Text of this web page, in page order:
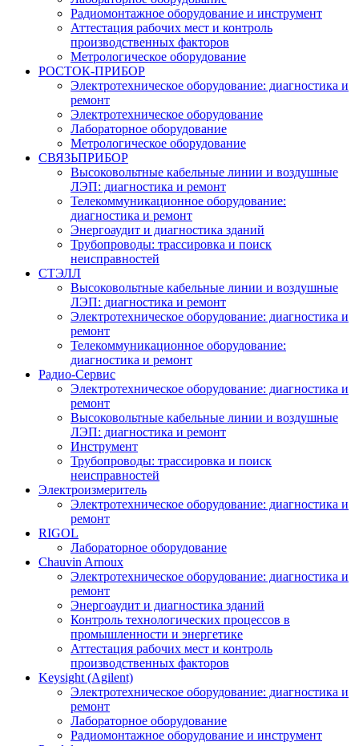
Радиомонтажное оборудование и инструмент
Аттестация рабочих мест и контроль
производственных факторов
Метрологическое оборудование
РОСТОК-ПРИБОР
Электротехническое оборудование: диагностика и
ремонт
Электротехническое оборудование
Лабораторное оборудование
Метрологическое оборудование
СВЯЗЬПРИБОР
Высоковольтные кабельные линии и воздушные
ЛЭП: диагностика и ремонт
Телекоммуникационное оборудование:
диагностика и ремонт
Энергоаудит и диагностика зданий
Трубопроводы: трассировка и поиск
неисправностей
СТЭЛЛ
Высоковольтные кабельные линии и воздушные
ЛЭП: диагностика и ремонт
Электротехническое оборудование: диагностика и
ремонт
Телекоммуникационное оборудование:
диагностика и ремонт
Радио-Cервис
Электротехническое оборудование: диагностика и
ремонт
Высоковольтные кабельные линии и воздушные
ЛЭП: диагностика и ремонт
Инструмент
Трубопроводы: трассировка и поиск
неисправностей
Электроизмеритель
Электротехническое оборудование: диагностика и
ремонт
RIGOL
Лабораторное оборудование
Chauvin Arnoux
Электротехническое оборудование: диагностика и
ремонт
Энергоаудит и диагностика зданий
Контроль технологических процессов в
промышленности и энергетике
Аттестация рабочих мест и контроль
производственных факторов
Keysight (Agilent)
Электротехническое оборудование: диагностика и
ремонт
Лабораторное оборудование
Радиомонтажное оборудование и инструмент